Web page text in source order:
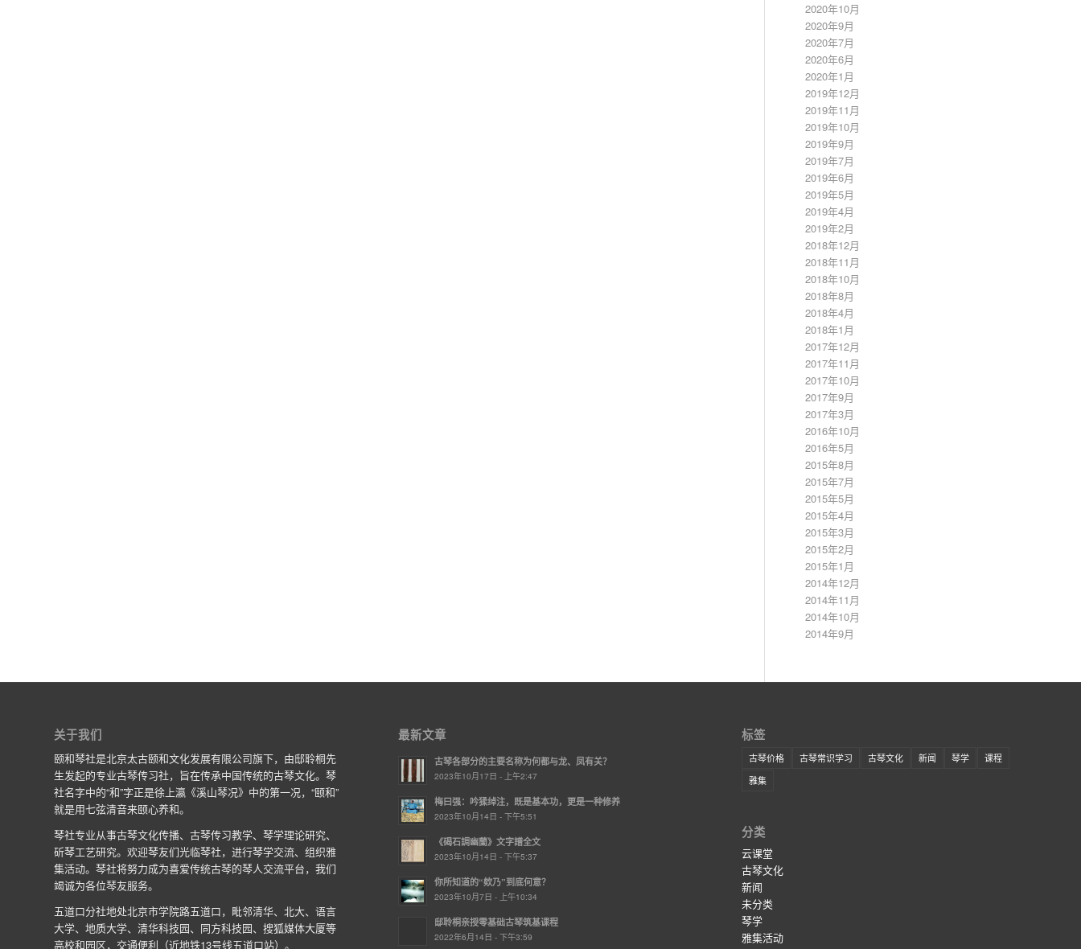
2020年10月
2020年9月
2020年7月
2020年6月
2020年1月
2019年12月
2019年11月
2019年10月
2019年9月
2019年7月
2019年6月
2019年5月
2019年4月
2019年2月
2018年12月
2018年11月
2018年10月
2018年8月
2018年4月
2018年1月
2017年12月
2017年11月
2017年10月
2017年9月
2017年3月
2016年10月
2016年5月
2015年8月
2015年7月
2015年5月
2015年4月
2015年3月
2015年2月
2015年1月
2014年12月
2014年11月
2014年10月
2014年9月
关于我们
颐和琴社是北京太古颐和文化发展有限公司旗下，由邸聆桐先
生发起的专业古琴传习社，旨在传承中国传统的古琴文化。琴
社名字中的“和”字正是徐上瀛《溪山琴况》中的第一况，“颐和”
就是用七弦清音来颐心养和。
琴社专业从事古琴文化传播、古琴传习教学、琴学理论研究、
斫琴工艺研究。欢迎琴友们光临琴社，进行琴学交流、组织雅
集活动。琴社将努力成为喜爱传统古琴的琴人交流平台，我们
竭诚为各位琴友服务。
五道口分社地处北京市学院路五道口，毗邻清华、北大、语言
大学、地质大学、清华科技园、同方科技园、搜狐媒体大厦等
高校和园区，交通便利（近地铁13号线五道口站）。
最新文章
古琴各部分的主要名称为何都与龙、凤有关？
2023年10月17日 - 上午2:47
梅曰强：吟猱绰注，既是基本功，更是一种修养
2023年10月14日 - 下午5:51
《碣石調幽蘭》文字譜全文
2023年10月14日 - 下午5:37
你所知道的“欸乃”到底何意？
2023年10月7日 - 上午10:34
邸聆桐亲授零基础古琴筑基课程
2022年6月14日 - 下午3:59
标签
古琴价格 古琴常识学习 古琴文化 新闻 琴学
课程
雅集
分类
云课堂
古琴文化
新闻
未分类
琴学
雅集活动